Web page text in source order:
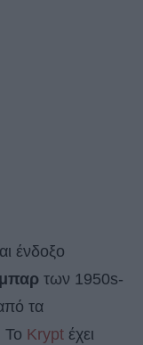
ένδοξο
μπαρ των 1950s-
τα
Το Krypt έχει